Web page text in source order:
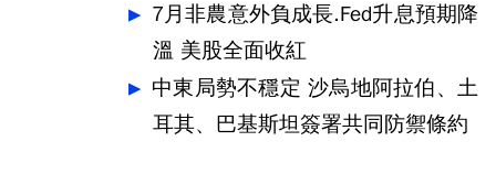
7月非農意外負成長.Fed升息預期降
溫 美股全面收紅
中東局勢不穩定 沙烏地阿拉伯、土
耳其、巴基斯坦簽署共同防禦條約